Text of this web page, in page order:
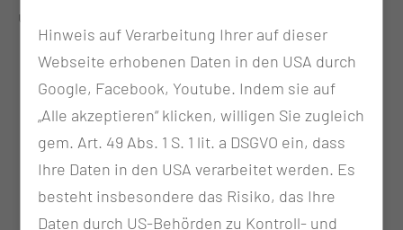
unterbleiben.
Hinweis auf Verarbeitung Ihrer auf dieser
Webseite erhobenen Daten in den USA durch
Google, Facebook, Youtube. Indem sie auf
„Alle akzeptieren“ klicken, willigen Sie zugleich
gem. Art. 49 Abs. 1 S. 1 lit. a DSGVO ein, dass
Ihre Daten in den USA verarbeitet werden. Es
besteht insbesondere das Risiko, das Ihre
Daten durch US-Behörden zu Kontroll- und